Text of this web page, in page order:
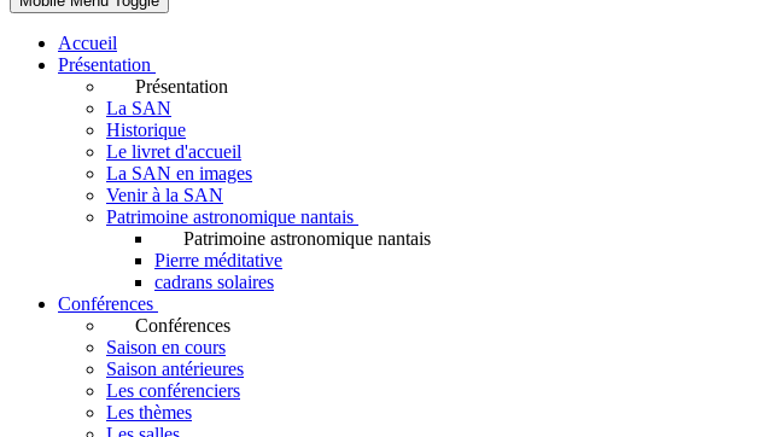
Accueil
Présentation
Présentation
La SAN
Historique
Le livret d'accueil
La SAN en images
Venir à la SAN
Patrimoine astronomique nantais
Patrimoine astronomique nantais
Pierre méditative
cadrans solaires
Conférences
Conférences
Saison en cours
Saison antérieures
Les conférenciers
Les thèmes